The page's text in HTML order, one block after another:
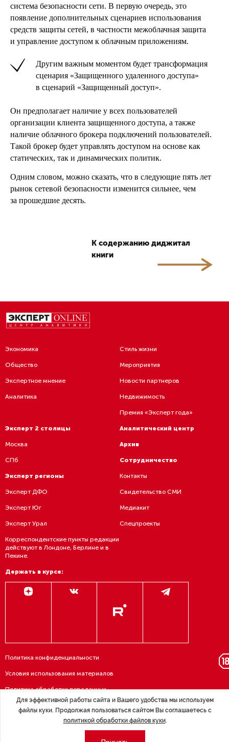
система безопасности сети. В первую очередь, это
появление дополнительных сценариев использования
средств защиты сетей, в частности межоблачная защита
и управление доступом к облачным приложениям.
Другим важным моментом будет трансформация
сценария «Защищенного удаленного доступа»
в сценарий «Защищенный доступ».
Он предполагает наличие у всех пользователей
организации клиента защищенного доступа, а также
наличие облачного брокера подключений пользователей.
Такой брокер будет управлять доступом на основе как
статических, так и динамических политик.
Одним словом, можно сказать, что в следующие пять лет
рынок сетевой безопасности изменится сильнее, чем
за прошедшие десять.
К содержанию диджитал
книги
Экономика
Общество
Экспертное мнение
Аналитика
Стиль жизни
Мероприятия
Новости партнеров
Недвижимость
Премия «Эксперт года»
Эксперт 2 столицы
Москва
СПб
Эксперт регионы
Эксперт ДФО
Эксперт Юг
Эксперт Урал
Корреспондентские пункты редакции
действуют в Лондоне, Берлине и в
Пекине.
Аналитический центр
Архив
Сотрудничество
Контакты
Свидетельство СМИ
Медиакит
Спецпроекты
Держать в курсе:
Политика конфиденциальности
Условия использования материалов
Политика обработки персданных
Договор — публичная оферта
Для эффективной работы сайта и Вашего удобства мы используем
файлы куки. Продолжая пользоваться сайтом Вы соглашаетесь с
политикой обработки файлов куки.